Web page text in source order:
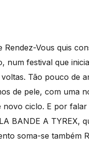
Rendez-Vous quis
num festival que
Tão pouco de
de pele, com uma
ciclo. E por
BANDE A TYREX,
soma-se também